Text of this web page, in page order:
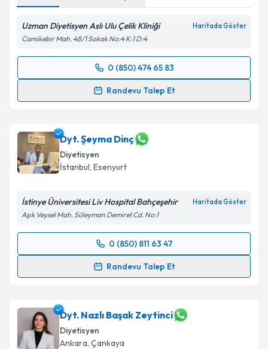
Uzman Diyetisyen Aslı Ulu Çelik Kliniği Haritada Göster
Camikebir Mah. 48/1 Sokak No:4 K:1 D:4
0 (850) 474 65 83
Randevu Talep Et
Randevu Takvimi Talebi
takvim hazırlandığında e-posta ile bilgilendireceğiz.
E-posta Adresiniz
Kişisel verilerimin işlenmesine ilişkin
Metni'ni okudum ve kişisel verilerimin belirtilen
kapsamda işlenmesini kabul ediyorum.
Takvim Talebini Gönder
Dyt. Şeyma Dinç
Diyetisyen
İstanbul, Esenyurt
İstinye Üniversitesi Liv Hospital Bahçeşehir Haritada Göster
Aşık Veysel Mah. Süleyman Demirel Cd. No:1
0 (850) 811 63 47
Randevu Talep Et
Randevu Takvimi Talebi
hazırlandığında e-posta ile bilgilendireceğiz.
E-posta Adresiniz
Dyt. Nazlı Başak Zeytinci
Diyetisyen
Ankara, Çankaya